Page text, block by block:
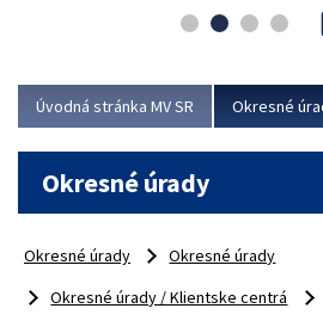
asociácie poisťovní (SLASPO) a
Viac
Úvodná stránka MV SR Okresné
Okresné úrady
Okresné úrady
Okresné úrady
Okresné úrady / Klientske centrá